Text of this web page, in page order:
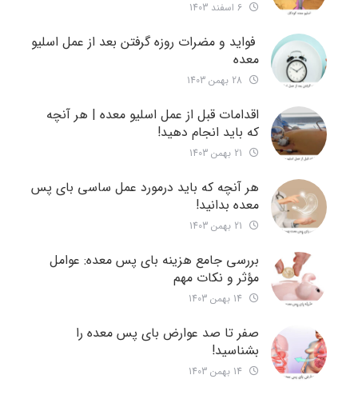
فواید و مضرات روزه گرفتن بعد از عمل اسلیو
معده
اقدامات قبل از عمل اسلیو معده | هر آنچه
که باید انجام دهید!
هر آنچه که باید درمورد عمل ساسی بای پس
معده بدانید!
بررسی جامع هزینه‌ بای پس معده: عوامل
مؤثر و نکات مهم
صفر تا صد عوارض بای پس معده را
بشناسید!